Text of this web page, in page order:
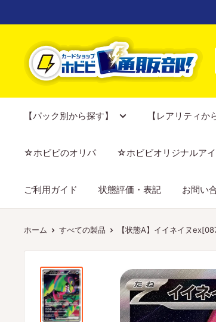
ン
【ポ
ケ
カ
門
シ
ョ
ッ
【パック別から探す】 【レアリティか
☆ホビビのオリパ ☆ホビビオリジナルア
ご利用ガイド 状態評価・表記 お問い
ホーム すべての製品 【状態A】イイネイヌ